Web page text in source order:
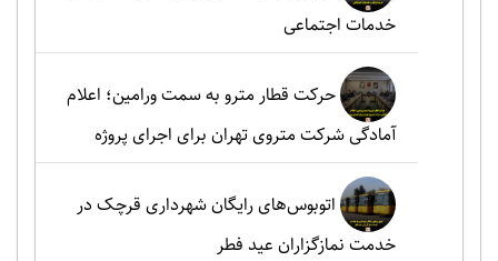
خدمات اجتماعی
حرکت قطار مترو به سمت ورامین؛ اعلام
آمادگی شرکت متروی تهران برای اجرای پروژه
اتوبوس‌های رایگان شهرداری قرچک در
خدمت نمازگزاران عید فطر